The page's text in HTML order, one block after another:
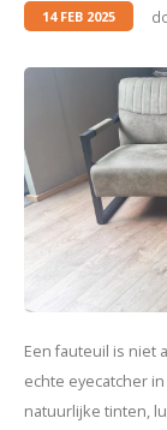
Eetkamerstoelen
Eetkamertafels
Kasten
Salontafels
14 FEB 2025
Een fauteuil is niet
echte eyecatcher
natuurlijke tinten,